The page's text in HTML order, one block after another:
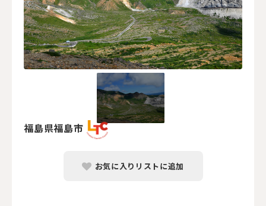
福島県福島市
お気に入りリストに追加